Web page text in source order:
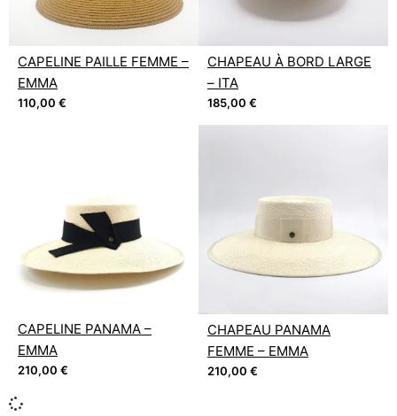
CAPELINE PAILLE FEMME –
EMMA
110,00 €
CHAPEAU À BORD LARGE
– ITA
185,00 €
CAPELINE PANAMA –
EMMA
210,00 €
CHAPEAU PANAMA
FEMME – EMMA
210,00 €